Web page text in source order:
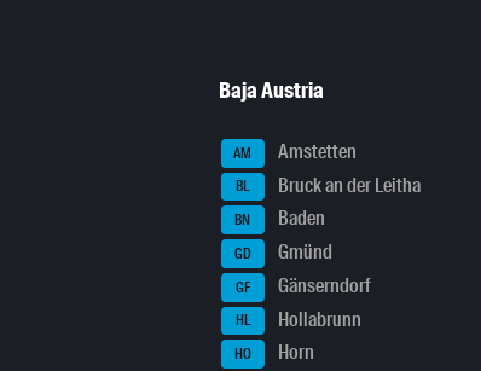
Baja Austria
AM Amstetten
BL Bruck an der Leitha
BN Baden
GD Gmünd
GF Gänserndorf
HL Hollabrunn
HO Horn